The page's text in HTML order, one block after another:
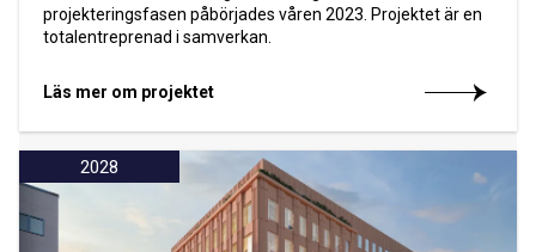
projekteringsfasen påbörjades våren 2023. Projektet är en
totalentreprenad i samverkan.
Läs mer om projektet
2028